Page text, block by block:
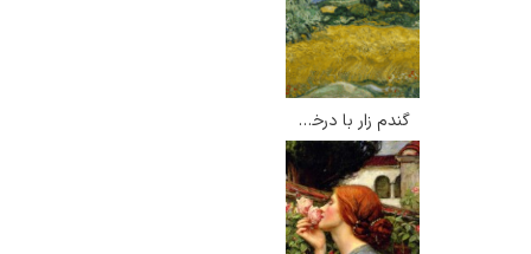
گندم زار با درختان سرو – ونسان ون گوگ